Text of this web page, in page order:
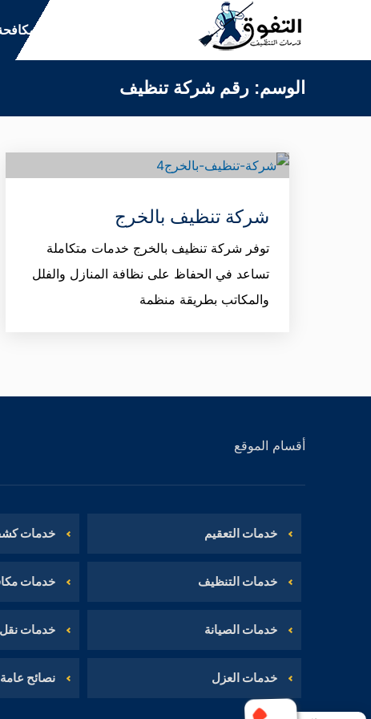
المحتوى
الوسم: رقم شركة تنظيف
شركة تنظيف بالخرج
توفر شركة تنظيف بالخرج خدمات متكاملة
تساعد في الحفاظ على نظافة المنازل والفلل
والمكاتب بطريقة منظمة
أقسام الموقع
خدمات التعقيم
خدمات التنظيف
خدمات الصيانة
خدمات العزل
خدمات
خدمات
خدمات نقل
نصائح عامة